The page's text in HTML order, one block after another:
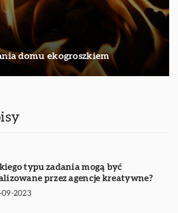
domu ekogroszkiem
typu zadania mogą być
przez agencje kreatywne?
09-2023